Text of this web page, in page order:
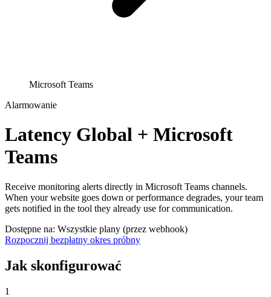
Microsoft Teams
Alarmowanie
Latency Global + Microsoft
Teams
Receive monitoring alerts directly in Microsoft Teams channels.
When your website goes down or performance degrades, your team
gets notified in the tool they already use for communication.
Dostępne na: Wszystkie plany (przez webhook)
Rozpocznij bezpłatny okres próbny
Jak skonfigurować
1